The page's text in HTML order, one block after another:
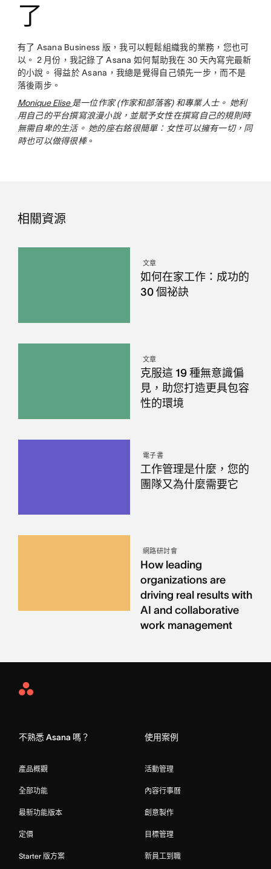
了
有了 Asana Business 版，我可以輕鬆組織我的業務，您也可
以。 2 月份，我記錄了 Asana 如何幫助我在 30 天內寫完最新
的小說。 得益於 Asana，我總是覺得自己領先一步，而不是
落後兩步。
Monique Elise 是一位作家 (作家和部落客) 和專業人士。 她利
用自己的平台撰寫浪漫小說，並賦予女性在撰寫自己的規則時
無需自卑的生活。 她的座右銘很簡單：女性可以擁有一切，同
時也可以做得很棒。
相關資源
文章
如何在家工作：成功的
30 個祕訣
文章
克服這 19 種無意識偏
見，助您打造更具包容
性的環境
電子書
工作管理是什麼，您的
團隊又為什麼需要它
網路研討會
How leading
organizations are
driving real results with
AI and collaborative
work management
Asana
不熟悉 Asana 嗎？
產品概觀
全部功能
最新功能版本
定價
Starter 版方案
使用案例
活動管理
內容行事曆
創意製作
目標管理
新員工到職